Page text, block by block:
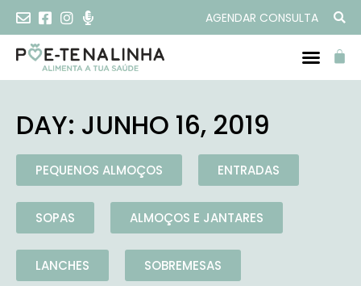
AGENDAR CONSULTA
DAY: JUNHO 16, 2019
PEQUENOS ALMOÇOS ENTRADAS
SOPAS ALMOÇOS E JANTARES
LANCHES SOBREMESAS